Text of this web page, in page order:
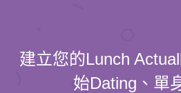
建立您的Lunch
始Dating、單